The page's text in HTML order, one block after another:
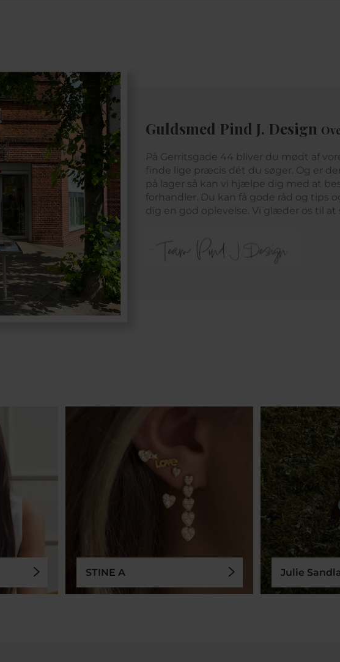
Guldsmed Pind J. Design
På Gerritsgade 44 bliver du mødt af
finde lige præcis dét du søger. Og er
på lager så kan vi hjælpe dig med at
forhandler. Du kan få gode råd og tips
dig en god oplevelse. Vi glæder os til at
STINE A Julie